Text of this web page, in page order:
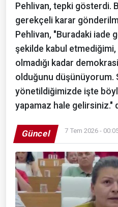
Pehlivan, tepki gösterdi.
gerekçeli karar
Pehlivan, "Buradaki iade
şekilde kabul
olmadığı kadar
olduğunu düşünüyorum.
yönetildiğimizde işte
yapamaz hale gelirsiniz."
Güncel 7 Tem 2026 -